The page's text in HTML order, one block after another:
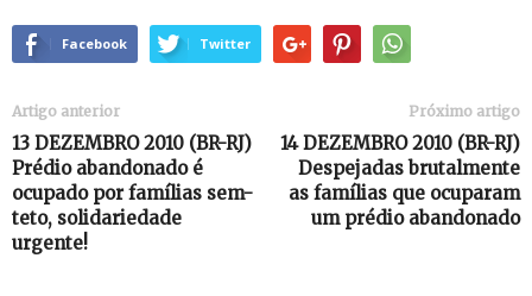
Facebook Twitter
Artigo anterior
13 DEZEMBRO 2010 (BR-RJ)
Prédio abandonado é
ocupado por famílias sem-
teto, solidariedade
urgente!
Próximo artigo
14 DEZEMBRO 2010 (BR-RJ)
Despejadas brutalmente
as famílias que ocuparam
um prédio abandonado